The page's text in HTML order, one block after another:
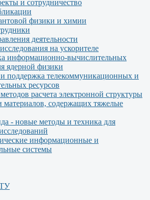
и сотрудничество
физики и химии
деятельности
на ускорителе
информационно-вычислительных
ядерной физики
и поддержка телекоммуникационных и
ресурсов
расчета электронной структуры
материалов, содержащих тяжелые
- новые методы и техника для
информационные и
системы